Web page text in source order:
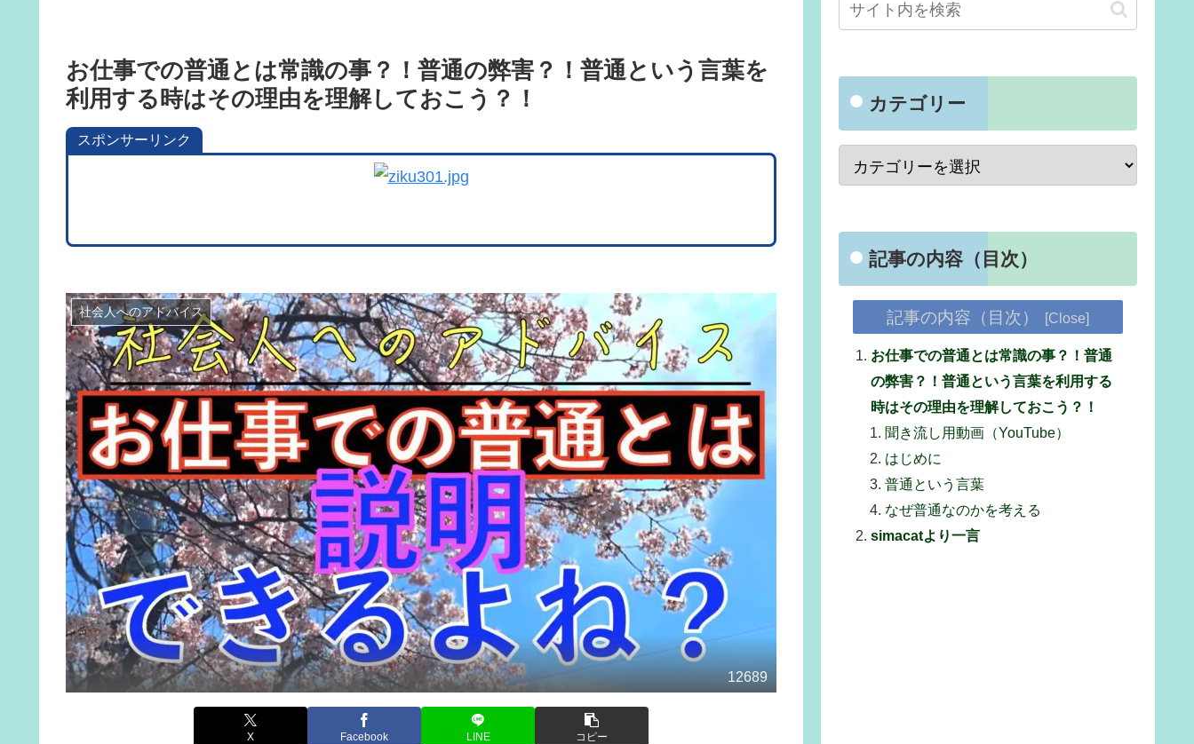
お仕事での普通とは常識の事？！普通の弊害？！普通という言葉を
利用する時はその理由を理解しておこう？！
スポンサーリンク
社会人へのアドバイス
12689
X Facebook LINE コピー
カテゴリー
記事の内容（目次）
記事の内容（目次）
お仕事での普通とは常識の事？！普通
の弊害？！普通という言葉を利用する
時はその理由を理解しておこう？！
聞き流し用動画（YouTube）
はじめに
普通という言葉
なぜ普通なのかを考える
simacatより一言